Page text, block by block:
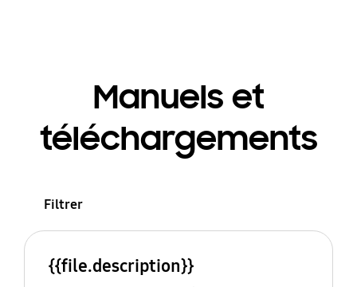
Manuels et
téléchargements
Filtrer
{{file.description}}